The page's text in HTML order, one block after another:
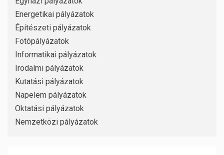
Energetikai pályázatok
Építészeti pályázatok
Fotópályázatok
Informatikai pályázatok
Irodalmi pályázatok
Kutatási pályázatok
Napelem pályázatok
Oktatási pályázatok
Nemzetközi pályázatok